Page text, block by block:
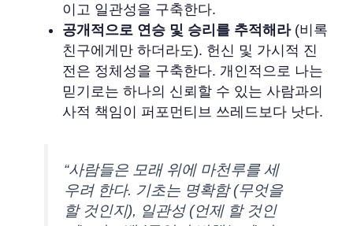
이고 일관성을 구축한다.
공개적으로 연승 및 승리를 추적해라(비록
친구에게만 하더라도). 헌신 및 가시적 진
전은 정체성을 구축한다. 개인적으로 나는
믿기로는 하나의 신뢰할 수 있는 사람과의
사적 책임이 퍼포먼티브 쓰레드보다 낫다.
“사람들은 모래 위에 마천루를 세
우려 한다. 기초는 명확함 (무엇을
할 것인지), 일관성 (언제 할 것인